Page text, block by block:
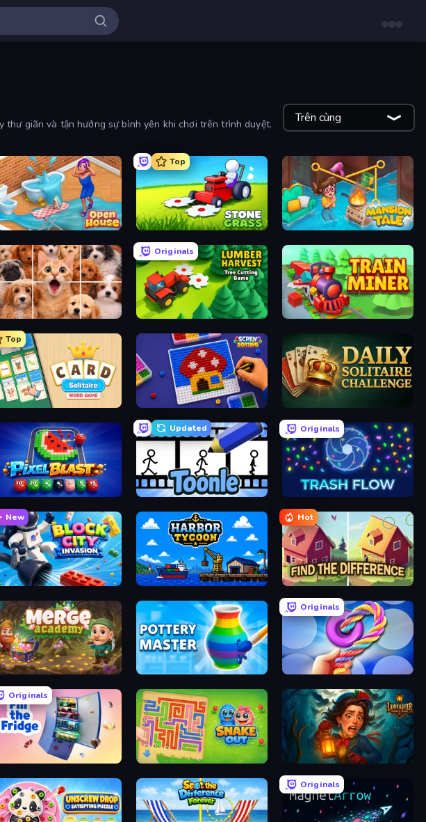
giãn và tận hưởng sự bình yên khi chơi trên trình duyệt. Trên cùng
House
Top
Stone Grass: Mowing Simulator Mansion Tale: Merge Secrets
Solitaire
Originals
Lumber Harvest: Tree Cutting Game Train Miner
Top
Solitaire: Word Game Screw Sorting
Pixel Blast
Updated
Toonle
Originals
Trash Flow
New
City Invasion Harbor Tycoon
Hot
Find The Difference
Merge Academy Pottery Master
Originals
Twisted Tangle
Originals
Snake Out: Maze Escape Lamplighter: Merge & Magic
Originals